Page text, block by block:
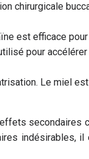
chirurgicale
est efficace
pour
Le miel
indésirables,